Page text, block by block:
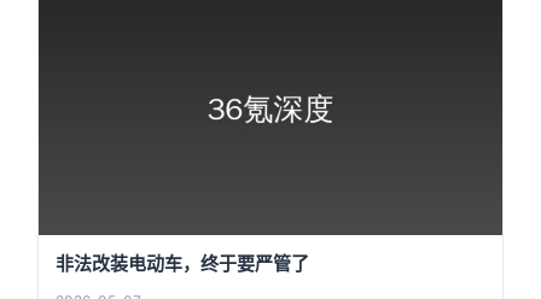
非法改装电动车，终于要严管了